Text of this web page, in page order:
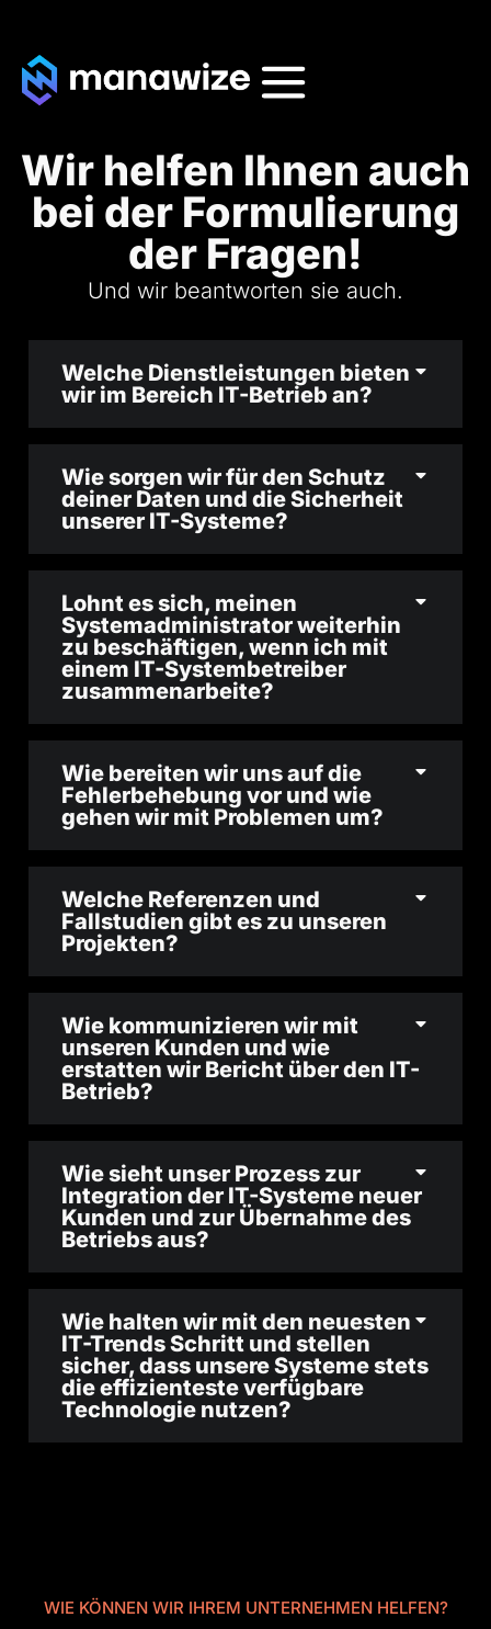
Wir helfen Ihnen auch
bei der Formulierung
der Fragen!
Und wir beantworten sie auch.
Welche Dienstleistungen bieten
wir im Bereich IT-Betrieb an?
Wie sorgen wir für den Schutz
deiner Daten und die Sicherheit
unserer IT-Systeme?
Lohnt es sich, meinen
Systemadministrator weiterhin
zu beschäftigen, wenn ich mit
einem IT-Systembetreiber
zusammenarbeite?
Wie bereiten wir uns auf die
Fehlerbehebung vor und wie
gehen wir mit Problemen um?
Welche Referenzen und
Fallstudien gibt es zu unseren
Projekten?
Wie kommunizieren wir mit
unseren Kunden und wie
erstatten wir Bericht über den IT-
Betrieb?
Wie sieht unser Prozess zur
Integration der IT-Systeme neuer
Kunden und zur Übernahme des
Betriebs aus?
Wie halten wir mit den neuesten
IT-Trends Schritt und stellen
sicher, dass unsere Systeme stets
die effizienteste verfügbare
Technologie nutzen?
WIE KÖNNEN WIR IHREM UNTERNEHMEN HELFEN?